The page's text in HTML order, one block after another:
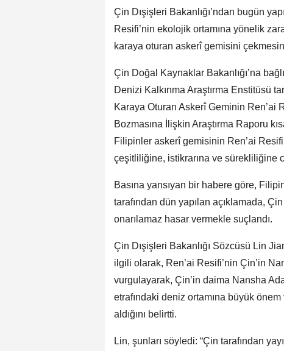
Çin Dışişleri Bakanlığı’ndan bugün
Resifi’nin ekolojik ortamına yönelik
karaya oturan askerî gemisini
Çin Doğal Kaynaklar Bakanlığı’na
Denizi Kalkınma Araştırma Enstitüsü
Karaya Oturan Askerî Geminin Ren’ai
Bozmasına İlişkin Araştırma Raporu
Filipinler askerî gemisinin Ren’ai
çeşitliliğine, istikrarına ve sürekliliğine
Basına yansıyan bir habere göre,
tarafından dün yapılan açıklamada,
onarılamaz hasar vermekle suçlandı.
Çin Dışişleri Bakanlığı Sözcüsü Lin
ilgili olarak, Ren’ai Resifi’nin Çin’in
vurgulayarak, Çin’in daima Nansha
etrafındaki deniz ortamına büyük
aldığını belirtti.
Lin, şunları söyledi: “Çin tarafından